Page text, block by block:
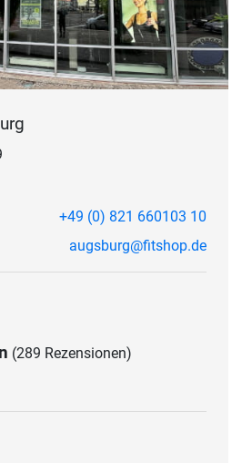
+49 (0) 821 660103 10
augsburg@fitshop.de
(289 Rezensionen)